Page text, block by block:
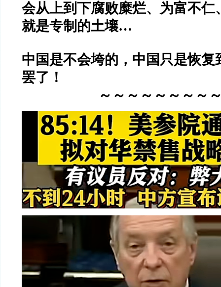
会从上到下腐败糜烂、为富不仁
就是专制的土壤…
中国是不会垮的，中国只是恢复
罢了！
～～～～～～～～